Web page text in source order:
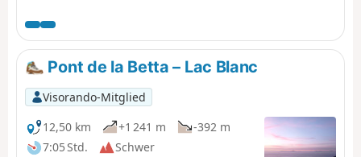
Pont de la Betta – Lac Blanc
Visorando-Mitglied
12,50 km
+1 241 m
-392 m
7:05 Std.
Schwer